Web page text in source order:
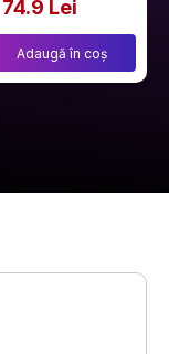
74.9 Lei
Adaugă în coș